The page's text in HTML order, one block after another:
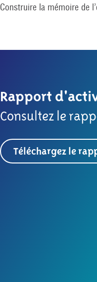
Construire la mémoire de
Rapport
Consultez le
Téléchargez le